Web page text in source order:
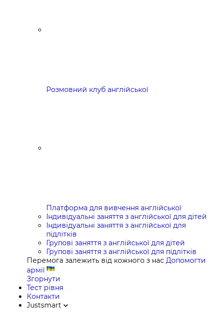
Розмовний клуб англійської
Платформа для вивчення англійської
Індивідуальні заняття з англійської для дітей
Індивідуальні заняття з англійської для
підлітків
Групові заняття з англійської для дітей
Групові заняття з англійської для підлітків
Перемога залежить від кожного з нас Допомогти
армії
Згорнути
Тест рівня
Контакти
Justsmart